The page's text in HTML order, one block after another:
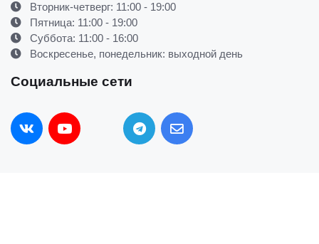
Вторник-четверг: 11:00 - 19:00
Пятница: 11:00 - 19:00
Суббота: 11:00 - 16:00
Воскресенье, понедельник: выходной день
Социальные сети